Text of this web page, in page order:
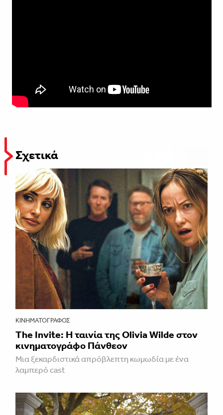
Σχετικά
ΚΙΝΗΜΑΤΟΓΡΆΦΟΣ
The Invite: Η ταινία της Olivia Wilde στον
κινηματογράφο Πάνθεον
Μια ξεκαρδιστικά απρόβλεπτη κωμωδία με ένα
λαμπερό cast